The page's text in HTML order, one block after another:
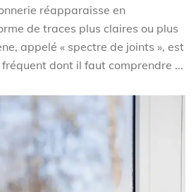
réapparaisse en
de traces plus claires ou plus
appelé « spectre de joints », est
dont il faut comprendre ...